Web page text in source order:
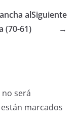
al
(70-61)
Siguiente
→
será
marcados